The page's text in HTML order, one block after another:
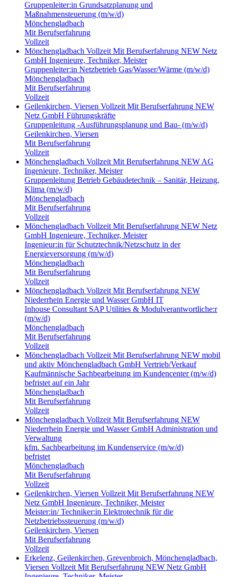
Gruppenleiter:in Grundsatzplanung und
Maßnahmensteuerung (m/w/d)
Mönchengladbach
Mit Berufserfahrung
Vollzeit
Mönchengladbach Vollzeit Mit Berufserfahrung NEW Netz
GmbH Ingenieure, Techniker, Meister
Gruppenleiter:in Netzbetrieb Gas/Wasser/Wärme (m/w/d)
Mönchengladbach
Mit Berufserfahrung
Vollzeit
Geilenkirchen, Viersen Vollzeit Mit Berufserfahrung NEW
Netz GmbH Führungskräfte
Gruppenleitung -Ausführungsplanung und Bau- (m/w/d)
Geilenkirchen, Viersen
Mit Berufserfahrung
Vollzeit
Mönchengladbach Vollzeit Mit Berufserfahrung NEW AG
Ingenieure, Techniker, Meister
Gruppenleitung Betrieb Gebäudetechnik – Sanitär, Heizung,
Klima (m/w/d)
Mönchengladbach
Mit Berufserfahrung
Vollzeit
Mönchengladbach Vollzeit Mit Berufserfahrung NEW Netz
GmbH Ingenieure, Techniker, Meister
Ingenieur:in für Schutztechnik/Netzschutz in der
Energieversorgung (m/w/d)
Mönchengladbach
Mit Berufserfahrung
Vollzeit
Mönchengladbach Vollzeit Mit Berufserfahrung NEW
Niederrhein Energie und Wasser GmbH IT
Inhouse Consultant SAP Utilities & Modulverantwortliche:r
(m/w/d)
Mönchengladbach
Mit Berufserfahrung
Vollzeit
Mönchengladbach Vollzeit Mit Berufserfahrung NEW mobil
und aktiv Mönchengladbach GmbH Vertrieb/Verkauf
Kaufmännische Sachbearbeitung im Kundencenter (m/w/d)
befristet auf ein Jahr
Mönchengladbach
Mit Berufserfahrung
Vollzeit
Mönchengladbach Vollzeit Mit Berufserfahrung NEW
Niederrhein Energie und Wasser GmbH Administration und
Verwaltung
kfm. Sachbearbeitung im Kundenservice (m/w/d)
befristet
Mönchengladbach
Mit Berufserfahrung
Vollzeit
Geilenkirchen, Viersen Vollzeit Mit Berufserfahrung NEW
Netz GmbH Ingenieure, Techniker, Meister
Meister:in/ Techniker:in Elektrotechnik für die
Netzbetriebssteuerung (m/w/d)
Geilenkirchen, Viersen
Mit Berufserfahrung
Vollzeit
Erkelenz, Geilenkirchen, Grevenbroich, Mönchengladbach,
Viersen Vollzeit Mit Berufserfahrung NEW Netz GmbH